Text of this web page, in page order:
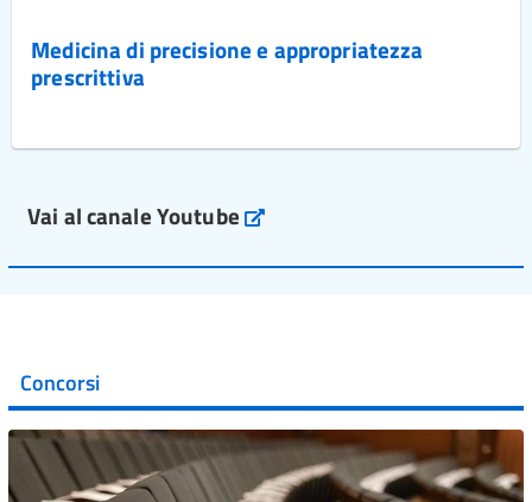
Medicina di precisione e appropriatezza
prescrittiva
Vai al canale Youtube
Concorsi